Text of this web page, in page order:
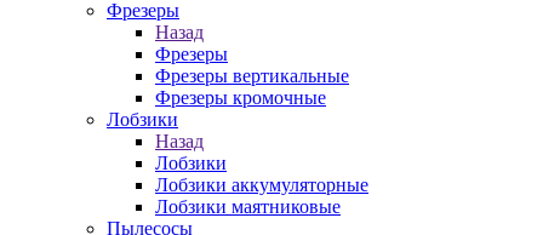
Фрезеры
Назад
Фрезеры
Фрезеры вертикальные
Фрезеры кромочные
Лобзики
Назад
Лобзики
Лобзики аккумуляторные
Лобзики маятниковые
Пылесосы